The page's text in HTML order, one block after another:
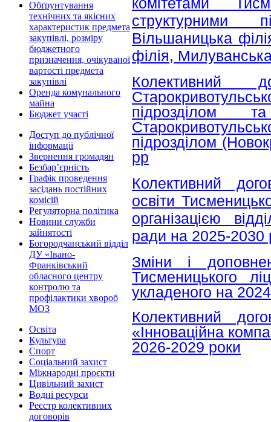
Обґрунтування
технічних та якісних
характеристик предмета
закупівлі, розміру
бюджетного
призначення, очікуваної
вартості предмета
закупівлі
Оренда комунального
майна
Бюджет участі
Доступ до публічної
інформації
Звернення громадян
Безбар’єрність
Графік проведення
засідань постійних
комісій
Регуляторна політика
Новини служби
зайнятості
Богородчанський відділ
ДУ «Івано-
Франківський
обласного центру
контролю та
профілактики хвороб
МОЗ
Освіта
Культура
Спорт
Соціальний захист
Міжнародні проєкти
Цивільний захист
Водні ресурси
Реєстр колективних
договорів
структурними
Вільшаницька
філія,
Колективний
підрозділом
підрозділом
рр
Колективний
освіти
організацією
ради на 2025-2030
Зміни і
Тисменицького
укладеного на
Колективний
«Інноваційна
2026-2029 роки